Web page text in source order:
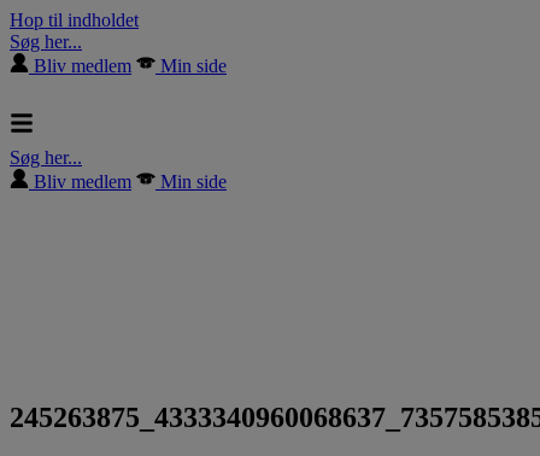
Hop til indholdet
Søg her...
Bliv medlem
Min side
Søg her...
Bliv medlem
Min side